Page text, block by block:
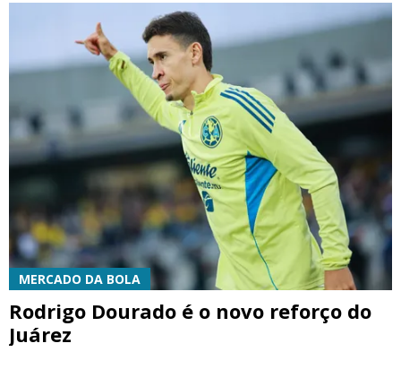
MERCADO DA BOLA
Rodrigo Dourado é o novo reforço do
Juárez